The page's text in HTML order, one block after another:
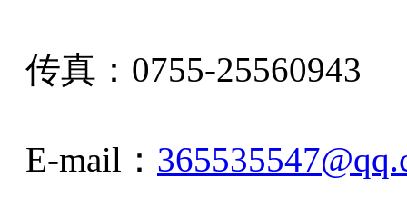
传真：0755-25560943
E-mail：